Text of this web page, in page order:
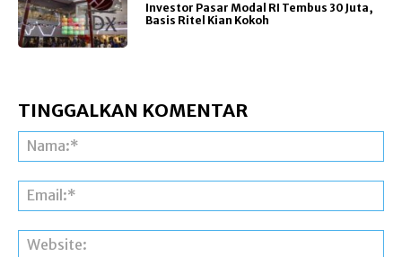
Investor Pasar Modal RI Tembus 30 Juta,
Basis Ritel Kian Kokoh
TINGGALKAN KOMENTAR